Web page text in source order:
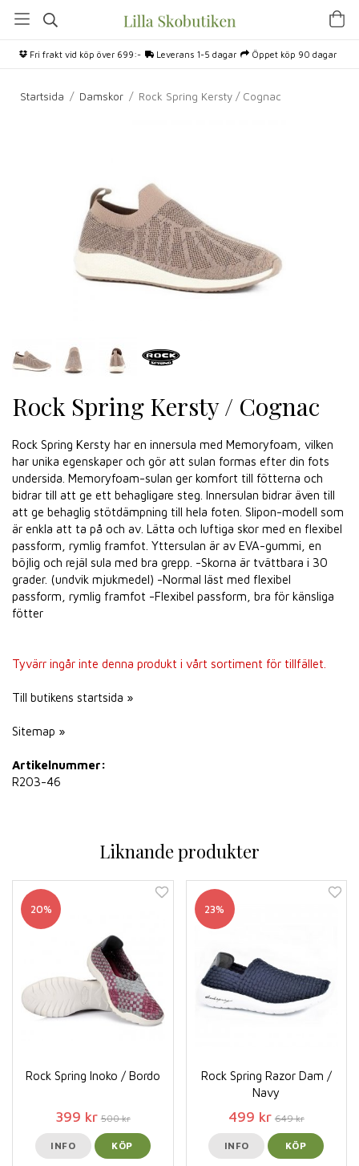
Fri frakt vid köp över 699:- Leverans 1-5 dagar Öppet köp 90 dagar
Startsida / Damskor / Rock Spring Kersty / Cognac
Rock Spring Kersty / Cognac
Rock Spring Kersty har en innersula med Memoryfoam, vilken
har unika egenskaper och gör att sulan formas efter din fots
undersida. Memoryfoam-sulan ger komfort till fötterna och
bidrar till att ge ett behagligare steg. Innersulan bidrar även till
att ge behaglig stötdämpning till hela foten. Slipon-modell som
är enkla att ta på och av. Lätta och luftiga skor med en flexibel
passform, rymlig framfot. Yttersulan är av EVA-gummi, en
böjlig och rejäl sula med bra grepp. -Skorna är tvättbara i 30
grader. (undvik mjukmedel) -Normal läst med flexibel
passform, rymlig framfot -Flexibel passform, bra för känsliga
fötter
Tyvärr ingår inte denna produkt i vårt sortiment för tillfället.
Till butikens startsida »
Sitemap »
Artikelnummer:
R203-46
Liknande produkter
20%
Rock Spring Inoko / Bordo
399 kr 500 kr
INFO KÖP
23%
Rock Spring Razor Dam /
Navy
499 kr 649 kr
INFO KÖP